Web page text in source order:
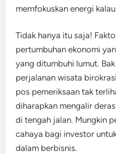
memfokuskan energi
Tidak hanya itu saja!
pertumbuhan ekonomi
yang ditumbuhi lumut.
perjalanan wisata
pos pemeriksaan tak
diharapkan mengalir
di tengah jalan. Mungkin
cahaya bagi investor
dalam berbisnis.